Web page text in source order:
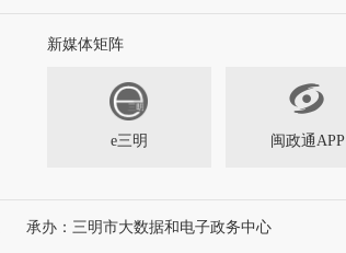
新媒体矩阵
e三明 闽政通APP
承办：三明市大数据和电子政务中心